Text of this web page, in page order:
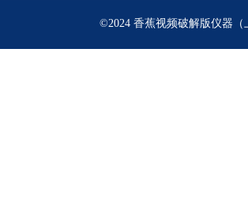
©2024 香蕉视频破解版仪器（